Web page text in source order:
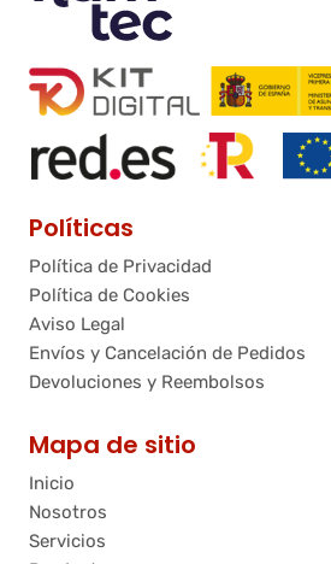
Políticas
Política de Privacidad
Política de Cookies
Aviso Legal
Envíos y Cancelación de Pedidos
Devoluciones y Reembolsos
Mapa de sitio
Inicio
Nosotros
Servicios